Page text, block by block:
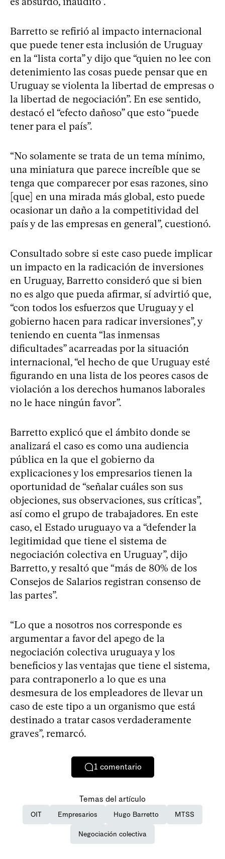
Barretto se refirió al impacto internacional
que puede tener esta inclusión de Uruguay
en la “lista corta” y dijo que “quien no lee con
detenimiento las cosas puede pensar que en
Uruguay se violenta la libertad de empresas o
la libertad de negociación”. En ese sentido,
destacó el “efecto dañoso” que esto “puede
tener para el país”.
“No solamente se trata de un tema mínimo,
una miniatura que parece increíble que se
tenga que comparecer por esas razones, sino
[que] en una mirada más global, esto puede
ocasionar un daño a la competitividad del
país y de las empresas en general”, cuestionó.
Consultado sobre si este caso puede implicar
un impacto en la radicación de inversiones
en Uruguay, Barretto consideró que si bien
no es algo que pueda afirmar, sí advirtió que,
“con todos los esfuerzos que Uruguay y el
gobierno hacen para radicar inversiones”, y
teniendo en cuenta “las inmensas
dificultades” acarreadas por la situación
internacional, “el hecho de que Uruguay esté
figurando en una lista de los peores casos de
violación a los derechos humanos laborales
no le hace ningún favor”.
Barretto explicó que el ámbito donde se
analizará el caso es como una audiencia
pública en la que el gobierno da
explicaciones y los empresarios tienen la
oportunidad de “señalar cuáles son sus
objeciones, sus observaciones, sus críticas”,
así como el grupo de trabajadores. En este
caso, el Estado uruguayo va a “defender la
legitimidad que tiene el sistema de
negociación colectiva en Uruguay”, dijo
Barretto, y resaltó que “más de 80% de los
Consejos de Salarios registran consenso de
las partes”.
“Lo que a nosotros nos corresponde es
argumentar a favor del apego de la
negociación colectiva uruguaya y los
beneficios y las ventajas que tiene el sistema,
para contraponerlo a lo que es una
desmesura de los empleadores de llevar un
caso de este tipo a un organismo que está
destinado a tratar casos verdaderamente
graves”, remarcó.
1 comentario
Temas del artículo
OIT Empresarios Hugo Barretto MTSS
Negociación colectiva